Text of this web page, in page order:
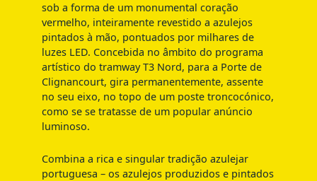
sob a forma de um monumental coração
vermelho, inteiramente revestido a azulejos
pintados à mão, pontuados por milhares de
luzes LED. Concebida no âmbito do programa
artístico do tramway T3 Nord, para a Porte de
Clignancourt, gira permanentemente, assente
no seu eixo, no topo de um poste troncocónico,
como se se tratasse de um popular anúncio
luminoso.
Combina a rica e singular tradição azulejar
portuguesa – os azulejos produzidos e pintados